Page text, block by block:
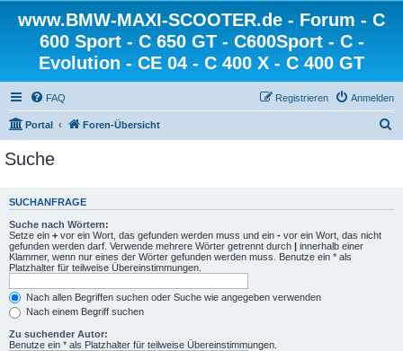
www.BMW-MAXI-SCOOTER.de - Forum - C
600 Sport - C 650 GT - C600Sport - C -
Evolution - CE 04 - C 400 X - C 400 GT
FAQ Anmelden
Registrieren
Portal Foren-Übersicht
e
Suche
SUCHANFRAGE
Suche nach Wörtern:
Setze ein + vor ein Wort, das gefunden werden muss und ein - vor ein Wort, das nicht
gefunden werden darf. Verwende mehrere Wörter getrennt durch | innerhalb einer
Klammer, wenn nur eines der Wörter gefunden werden muss. Benutze ein * als
Platzhalter für teilweise Übereinstimmungen.
Nach allen Begriffen suchen oder Suche wie angegeben verwenden
Nach einem Begriff suchen
Zu suchender Autor:
Benutze ein * als Platzhalter für teilweise Übereinstimmungen.